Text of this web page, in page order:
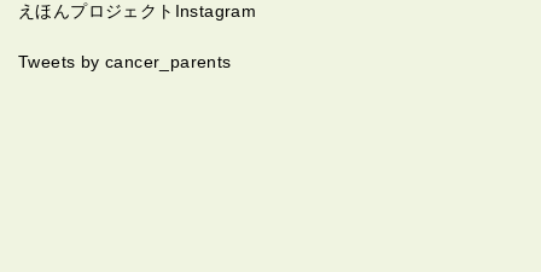
えほんプロジェクトInstagram
Tweets by cancer_parents